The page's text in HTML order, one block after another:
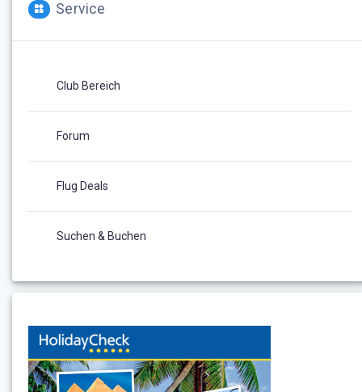
Service
Club Bereich
Forum
Flug Deals
Suchen & Buchen